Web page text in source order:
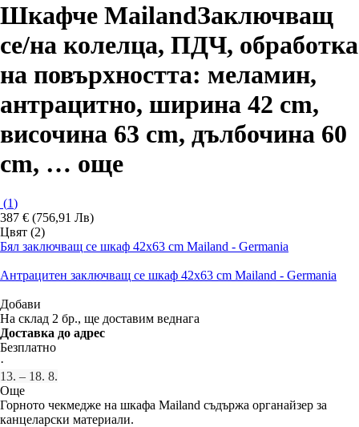
Шкафче MailandЗаключващ
се/на колелца, ПДЧ, oбработка
на повърхността: меламин,
антрацитно, ширина 42 cm,
височина 63 cm, дълбочина 60
cm, … още
(1)
387 € (756,91 Лв)
Цвят (2)
Бял заключващ се шкаф 42x63 cm Mailand - Germania
Антрацитен заключващ се шкаф 42x63 cm Mailand - Germania
Добави
На склад 2 бр., ще доставим веднага
Доставка до адрес
Безплатно
·
13. – 18. 8.
Още
Горното чекмедже на шкафа Mailand съдържа органайзер за
канцеларски материали.